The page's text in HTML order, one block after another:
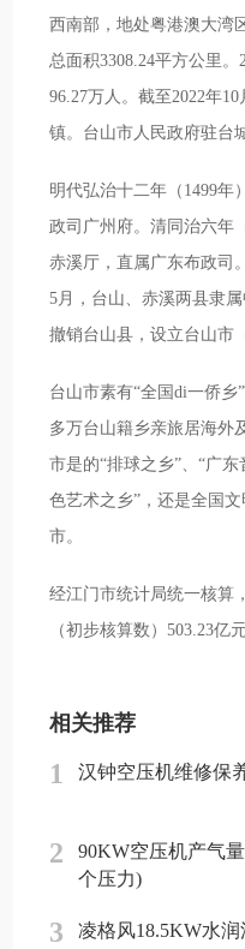
西南部，地处粤港澳大湾
总面积3308.24平方公里
96.27万人。截至2022年
镇。台山市人民政府驻台
明代弘治十二年（1499年
政司广州府。清同治六年
赤溪厅，直属广东布政司
5月，台山、赤溪两县隶属
撤销台山县，设立台山市
台山市素有“全国di一侨乡
多万台山籍乡亲旅居海外
市是的“排球之乡”、“广
色艺术之乡”，还是全国
市。
经江门市统计局统一核算
（初步核算数）503.23亿
相关推荐
1 汉钟空压机维修保
2
90KW空压机产气
个压力)
3 凌格风18.5KW水